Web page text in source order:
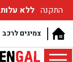
התקנה ללא עלות
צמיגים לרכב